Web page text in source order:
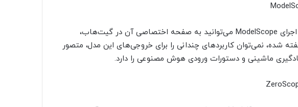
برای دسترسی به فایل‌های مورد نیاز برای اجرای ModelScope می‌توانید به صفحه اختصاصی آن در گیت‌هاب،
شده، نمی‌توان کاربردهای چندانی را برای خروجی‌های این مدل، متصور
ماشینی و دستورات ورودی هوش مصنوعی را دارد.